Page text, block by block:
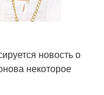
новость о
некоторое